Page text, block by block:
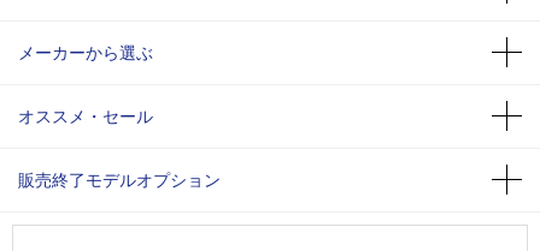
メーカーから選ぶ
オススメ・セール
販売終了モデルオプション